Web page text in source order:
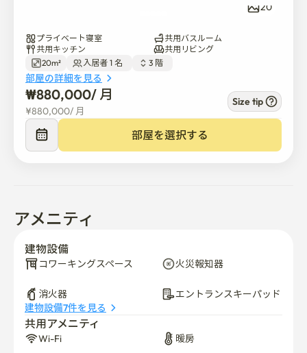
20
プライベート寝室
共用バスルーム
共用キッチン
共用リビング
20m²
入居者 1 名 3 階
部屋の詳細を見る
₩880,000/ 月
¥880,000/ 月
Size tip
部屋を選択する
アメニティ
建物設備
コワーキングスペース 火災報知器
消火器
エントランスキーパッド
建物設備7件を見る
共用アメニティ
Wi-Fi 暖房